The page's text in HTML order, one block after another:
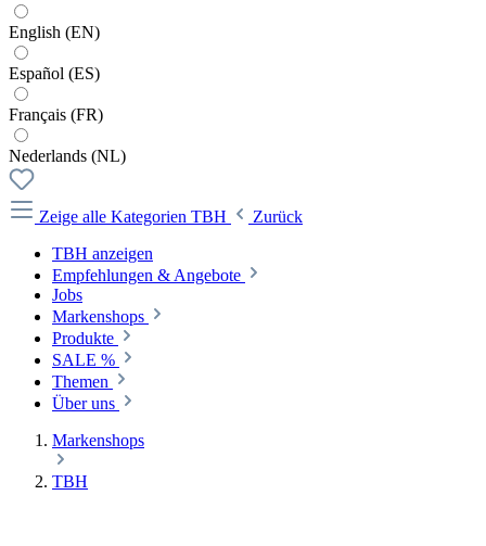
English (EN)
Español (ES)
Français (FR)
Nederlands (NL)
Zeige alle Kategorien TBH
Zurück
TBH anzeigen
Empfehlungen & Angebote
Jobs
Markenshops
Produkte
SALE %
Themen
Über uns
Markenshops
TBH